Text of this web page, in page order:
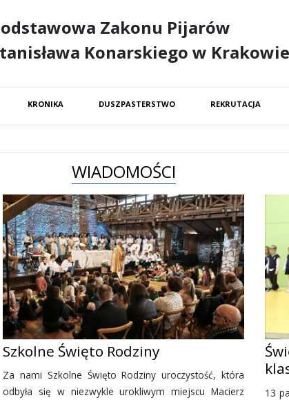
Zakonu Pijarów
Konarskiego w Krakowie
KRONIKA DUSZPASTERSTWO REKRUTACJA
WIADOMOŚCI
Szkolne Święto Rodziny
Za nami Szkolne Święto Rodziny uroczystość, która
odbyła się w niezwykle urokliwym miejscu Macierz
13